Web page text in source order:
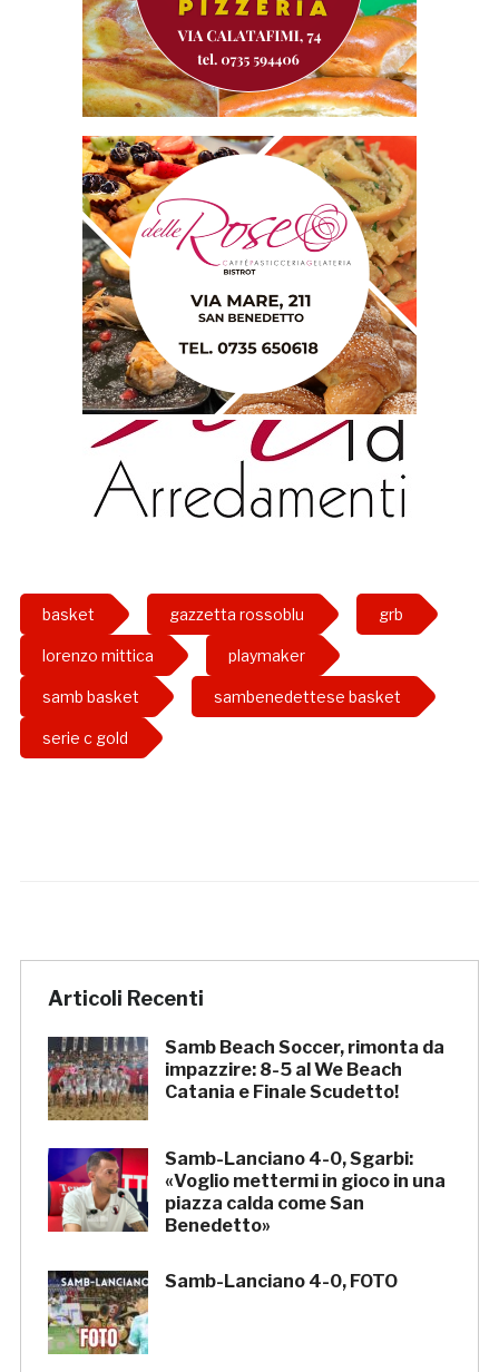
basket gazzetta rossoblu grb
lorenzo mittica playmaker
samb basket sambenedettese basket
serie c gold
Articoli Recenti
Samb Beach Soccer, rimonta da
impazzire: 8-5 al We Beach
Catania e Finale Scudetto!
Samb-Lanciano 4-0, Sgarbi:
«Voglio mettermi in gioco in una
piazza calda come San
Benedetto»
Samb-Lanciano 4-0, FOTO